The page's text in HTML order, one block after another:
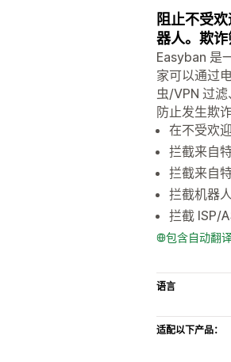
阻止不受
器人。欺诈
Easyban 是
家可以通过
虫/VPN 过
防止发生欺
在不受欢
拦截来自
拦截来自
拦截机器
拦截 ISP/
包含自动翻
语言
适配以下产品：